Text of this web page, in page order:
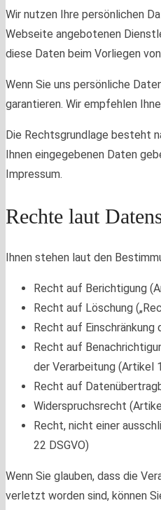
Wir nutzen Ihre persönlichen
Webseite angebotenen
diese Daten beim Vorliegen
Wenn Sie uns persönliche
garantieren. Wir empfehlen
Die Rechtsgrundlage besteht
Ihnen eingegebenen Daten
Impressum.
Rechte laut
Ihnen stehen laut den
Recht auf Berichtigung
Recht auf Löschung
Recht auf Einschränkung
Recht auf
der Verarbeitung (Artikel
Recht auf
Widerspruchsrecht
Recht, nicht einer
22 DSGVO)
Wenn Sie glauben, dass die
verletzt worden sind, können